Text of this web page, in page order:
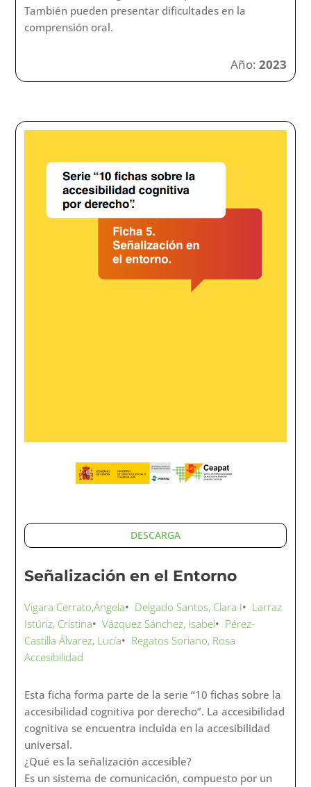
También pueden presentar dificultades en la
comprensión oral.
Año: 2023
DESCARGA
Señalización en el Entorno
Vigara Cerrato,Ángela• Delgado Santos, Clara I• Larraz
Istúriz, Cristina•Vázquez Sánchez, Isabel• Pérez-
Castilla Álvarez, Lucía• Regatos Soriano, Rosa
Accesibilidad
Esta ficha forma parte de la serie “10 fichas sobre la
accesibilidad cognitiva por derecho”. La accesibilidad
cognitiva se encuentra incluida en la accesibilidad
universal.
¿Qué es la señalización accesible?
Es un sistema de comunicación, compuesto por un